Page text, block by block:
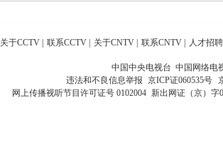
关于CCTV 联系CCTV 关于CNTV 联系CNTV 人才招聘
中国中央电视台 中国网络电
违法和不良信息举报 京ICP证060535号
网上传播视听节目许可证号 0102004 新出网证（京）